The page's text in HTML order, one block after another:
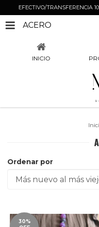
EFECTIVO/TRANSFERENCIA
ACERO
INICIO
Ordenar por
30%